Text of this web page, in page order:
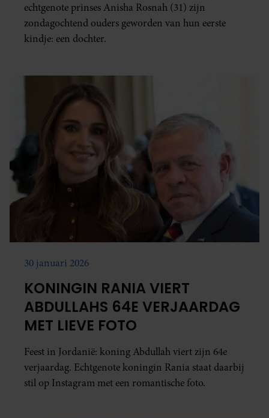
echtgenote prinses Anisha Rosnah (31) zijn
zondagochtend ouders geworden van hun eerste
kindje: een dochter.
30 januari 2026
KONINGIN RANIA VIERT
ABDULLAHS 64E VERJAARDAG
MET LIEVE FOTO
Feest in Jordanië: koning Abdullah viert zijn 64e
verjaardag. Echtgenote koningin Rania staat daarbij
stil op Instagram met een romantische foto.